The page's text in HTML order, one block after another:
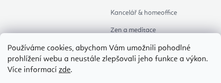
Používáme cookies, abychom Vám umožnili pohodlné
prohlížení webu a neustále zlepšovali jeho funkce a výkon.
Více informací zde.
Kancelář & homeoffice
Zen a meditace
Aromaterapie
Zdravý spánek